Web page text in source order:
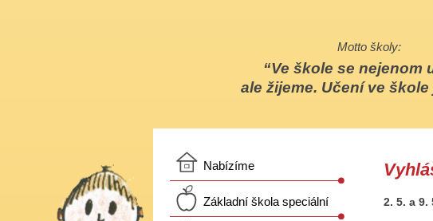
Motto školy:
Ve škole se nejenom
ale žijeme. Učení ve škole
2. 5. a 9.
Nabízíme
Základní škola speciální